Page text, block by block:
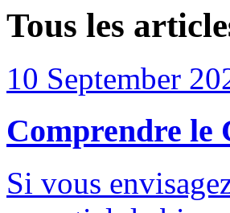
Tous les
10 September
Comprendre le
Si vous